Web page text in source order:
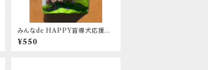
みんなde HAPPY盲導犬応援お
やつ まぐろとさつまいも
¥550